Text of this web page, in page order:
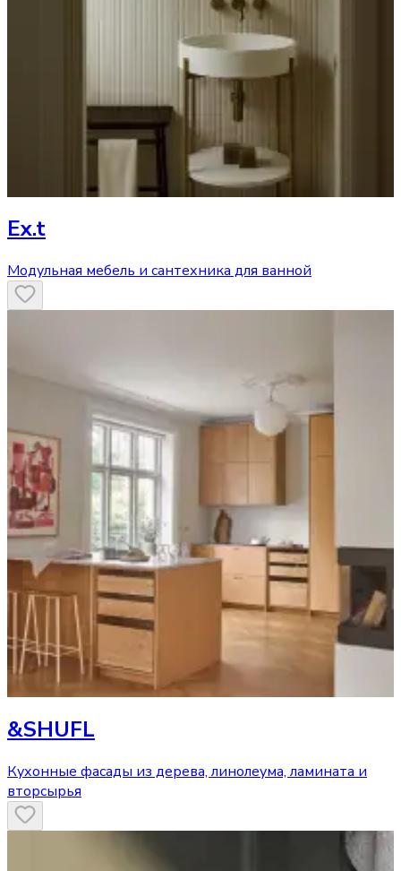
Ex.t
Модульная мебель и сантехника для ванной
&SHUFL
Кухонные фасады из дерева, линолеума, ламината и
вторсырья